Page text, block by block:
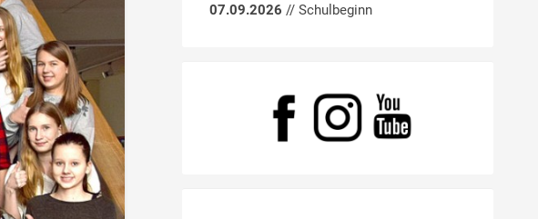
07.09.2026 // Schulbeginn